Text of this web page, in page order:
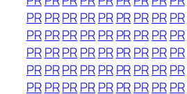
PRPRPRPRPR PRPRPRPR
PRPRPRPRPR PRPRPRPR
PRPRPRPRPR PRPRPRPR
PRPRPRPRPR PRPRPRPR
PRPRPRPRPR PRPRPRPR